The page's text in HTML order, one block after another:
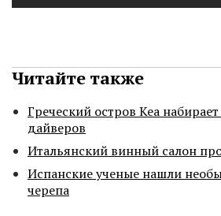
Читайте также
Греческий остров Кеа
дайверов
Итальянский винный салон
Испанские ученые нашли
черепа